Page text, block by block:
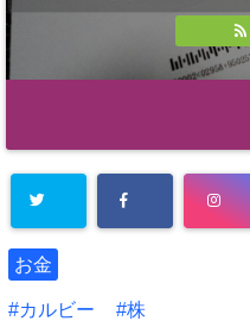
お金
カルビー 株